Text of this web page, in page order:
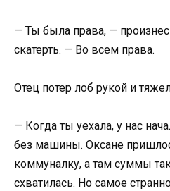
— Ты была права, —
скатерть. — Во всем права.
Отец потер лоб рукой и
— Когда ты уехала, у нас
без машины. Оксане
коммуналку, а там суммы
схватилась. Но самое